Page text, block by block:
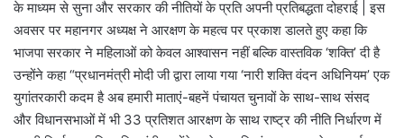
के माध्यम से सुना और सरकार की नीतियों के प्रति अपनी प्रतिबद्धता दोहराई | इस
अवसर पर महानगर अध्यक्ष ने आरक्षण के महत्व पर प्रकाश डालते हुए कहा कि
भाजपा सरकार ने महिलाओं को केवल आश्वासन नहीं बल्कि वास्तविक ‘शक्ति’ दी है
उन्होंने कहा “प्रधानमंत्री मोदी जी द्वारा लाया गया ‘नारी शक्ति वंदन अधिनियम’ एक
युगांतरकारी कदम है अब हमारी माताएं-बहनें पंचायत चुनावों के साथ-साथ संसद
और विधानसभाओं में भी 33 प्रतिशत आरक्षण के साथ राष्ट्र की नीति निर्धारण में